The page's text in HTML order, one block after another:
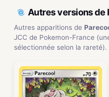
Autres versions de
Autres apparitions de
JCC de Pokemon-France
sélectionnée selon la rareté).